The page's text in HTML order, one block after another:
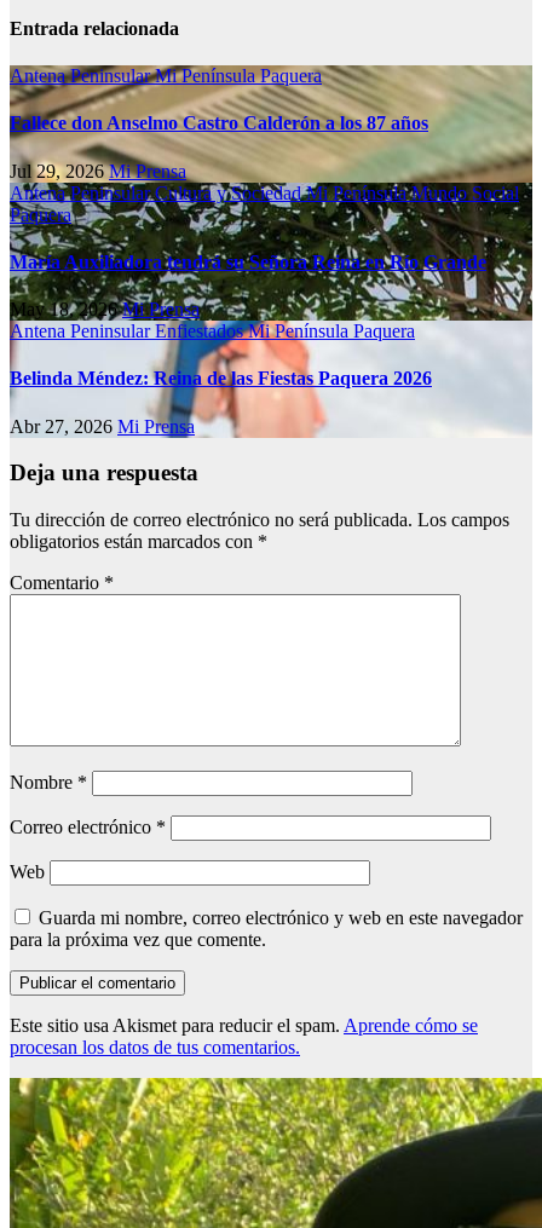
Entrada relacionada
Antena PeninsularMi PenínsulaPaquera
Fallece don Anselmo Castro Calderón a los 87 años
Jul 29, 2026Mi Prensa
Antena PeninsularCultura y SociedadMi PenínsulaMundo Social
Paquera
María Auxiliadora tendrá su Señora Reina en Río Grande
May 18, 2026Mi Prensa
Antena PeninsularEnfiestadosMi Península Paquera
Belinda Méndez: Reina de las Fiestas Paquera 2026
Abr 27, 2026 Mi Prensa
Deja una respuesta
Tu dirección de correo electrónico no será publicada. Los campos
obligatorios están marcados con *
Comentario *
Nombre *
Correo electrónico *
Web
Guarda mi nombre, correo electrónico y web en este navegador
para la próxima vez que comente.
Este sitio usa Akismet para reducir el spam. Aprende cómo se
procesan los datos de tus comentarios.